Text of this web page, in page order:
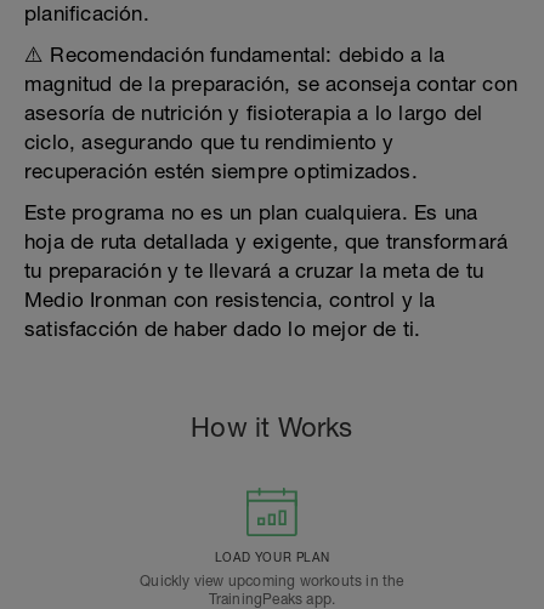
planificación.
⚠️ Recomendación fundamental: debido a la
magnitud de la preparación, se aconseja contar con
asesoría de nutrición y fisioterapia a lo largo del
ciclo, asegurando que tu rendimiento y
recuperación estén siempre optimizados.
Este programa no es un plan cualquiera. Es una
hoja de ruta detallada y exigente, que transformará
tu preparación y te llevará a cruzar la meta de tu
Medio Ironman con resistencia, control y la
satisfacción de haber dado lo mejor de ti.
How it Works
LOAD YOUR PLAN
Quickly view upcoming workouts in the
TrainingPeaks app.